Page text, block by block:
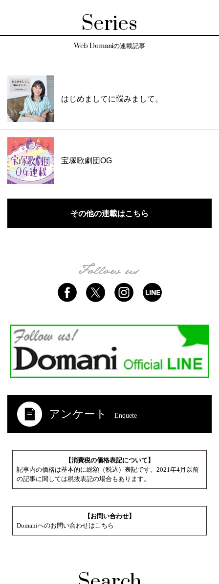
Series
Web Domaniの連載記事
はじめましてに悩みまして。
宝塚歌劇団OG
その他の連載はこちら
アンケート Enquete
【消費税の価格表記について】
記事内の価格は基本的に総額（税込）表記です。2021年4月以前
の記事に関しては税抜表記の場合もあります。
【お問い合わせ】
Domaniへのお問い合わせはこちら